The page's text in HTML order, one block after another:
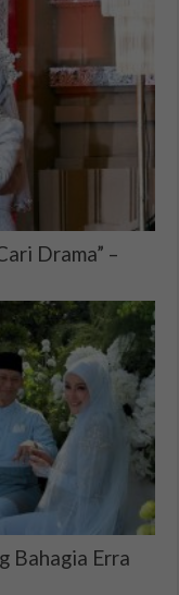
Drama” –
Bahagia Erra